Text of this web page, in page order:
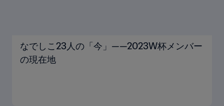
なでしこ23人の「今」——2023W杯メンバー
の現在地